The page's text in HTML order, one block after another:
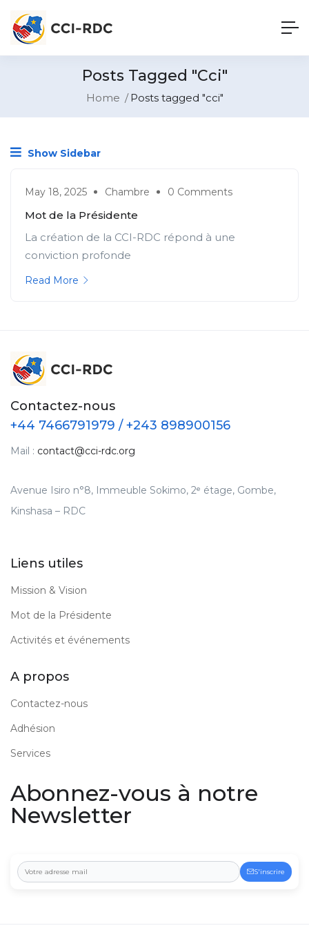
Posts Tagged "cci"
Home Posts tagged "cci"
Show Sidebar
May 18, 2025 Chambre 0 Comments
Mot de la Présidente
La création de la CCI-RDC répond à une
conviction profonde
Read More
Contactez-nous
+44 7466791979 / +243 898900156
Mail : contact@cci-rdc.org
Avenue Isiro n°8, Immeuble Sokimo, 2ᵉ étage, Gombe,
Kinshasa – RDC
Liens utiles
Mission & Vision
Mot de la Présidente
Activités et événements
A propos
Contactez-nous
Adhésion
Services
Abonnez-vous à notre
Newsletter
S'inscrire